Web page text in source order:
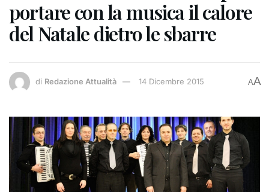
portare con la musica il calore
del Natale dietro le sbarre
di Redazione Attualità 14 Dicembre 2015 AA